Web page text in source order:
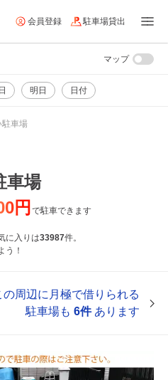
会員登録 駐車場貸出
明日 日付
マップ
駐車場
車場
円 で駐車できます
に入りは33987件。
う！
の周辺に月極で借りられる
駐車場も 6件あります